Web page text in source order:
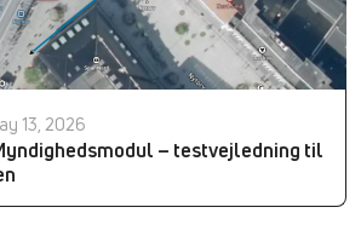
13, 2026
– testvejledning til